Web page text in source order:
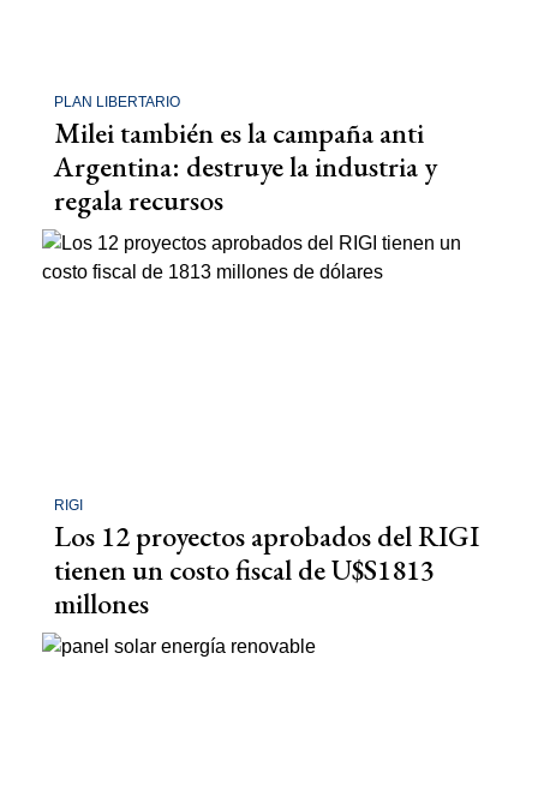
PLAN LIBERTARIO
Milei también es la campaña anti
Argentina: destruye la industria y
regala recursos
RIGI
Los 12 proyectos aprobados del RIGI
tienen un costo fiscal de U$S1813
millones